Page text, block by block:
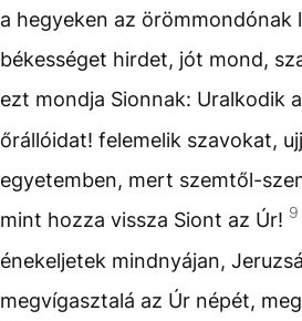
a hegyeken az örömmondónak
békességet hirdet, jót mond,
ezt mondja Sionnak: Uralkodik
őrállóidat! felemelik szavokat,
egyetemben, mert szemtől-
mint hozza vissza Siont az Úr! 9
énekeljetek mindnyájan,
megvígasztalá az Úr népét,